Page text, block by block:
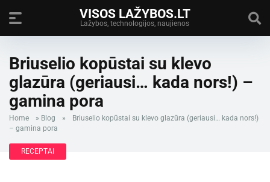
VISOS LAŽYBOS.LT
Lažybos, technologijos, naujienos
Briuselio kopūstai su klevo
glazūra (geriausi… kada nors!) –
gamina pora
Home » Blog »
Briuselio kopūstai su klevo glazūra (geriausi… kada nors!)
– gamina pora
RECEPTAI